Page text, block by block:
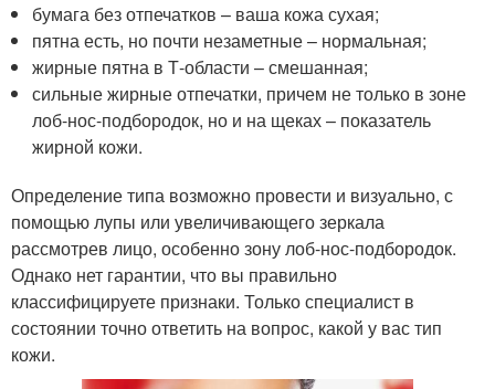
бумага без отпечатков – ваша кожа сухая;
пятна есть, но почти незаметные – нормальная;
жирные пятна в Т-области – смешанная;
сильные жирные отпечатки, причем не только в зоне
лоб-нос-подбородок, но и на щеках – показатель
жирной кожи.
Определение типа возможно провести и визуально, с
помощью лупы или увеличивающего зеркала
рассмотрев лицо, особенно зону лоб-нос-подбородок.
Однако нет гарантии, что вы правильно
классифицируете признаки. Только специалист в
состоянии точно ответить на вопрос, какой у вас тип
кожи.